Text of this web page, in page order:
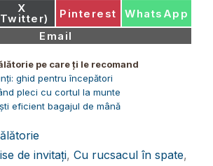
Share
on
X Share
Pinterest Share
WhatsApp
Share
on
Email
pe care ți le recomand
ghid pentru începători
pleci cu cortul la munte
eficient bagajul de mână
de invitați, Cu rucsacul în spate,